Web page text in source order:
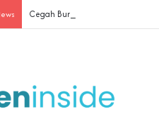
Cegah Buruh Terjerat Judol dan